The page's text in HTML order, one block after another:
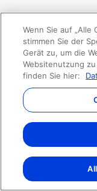
Wenn Sie auf „Alle
stimmen Sie der
Gerät zu, um die
Websitenutzung
finden Sie hier: